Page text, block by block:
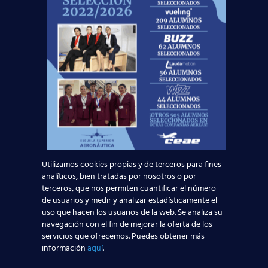
Leer más
Curso:
Utilizamos cookies propias y de terceros para fines
analíticos, bien tratadas por nosotros o por
terceros, que nos permiten cuantificar el número
de usuarios y medir y analizar estadísticamente el
uso que hacen los usuarios de la web. Se analiza su
navegación con el fin de mejorar la oferta de los
servicios que ofrecemos. Puedes obtener más
informaciónaquí.